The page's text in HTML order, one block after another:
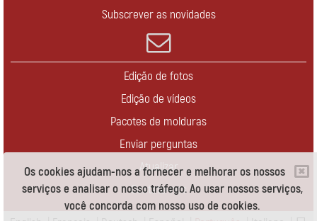
Os cookies ajudam-nos a fornecer e melhorar os nossos
serviços e analisar o nosso tráfego. Ao usar nossos serviços,
você concorda com nosso uso de cookies.
Subscrever as novidades
Edição de fotos
Edição de vídeos
Pacotes de molduras
Enviar perguntas
Atualizar
Contate-nos